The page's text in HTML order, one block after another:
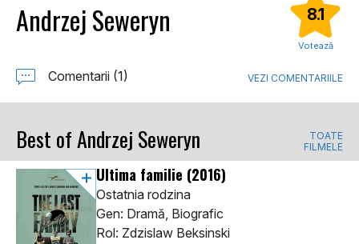
Andrzej Seweryn 8.1
Votează
Comentarii (1) VEZI COMENTARIILE
Best of Andrzej Seweryn
TOATE
FILMELE
Ultima familie (2016)
Ostatnia rodzina
Gen: Dramă, Biografic
Rol: Zdzislaw Beksinski